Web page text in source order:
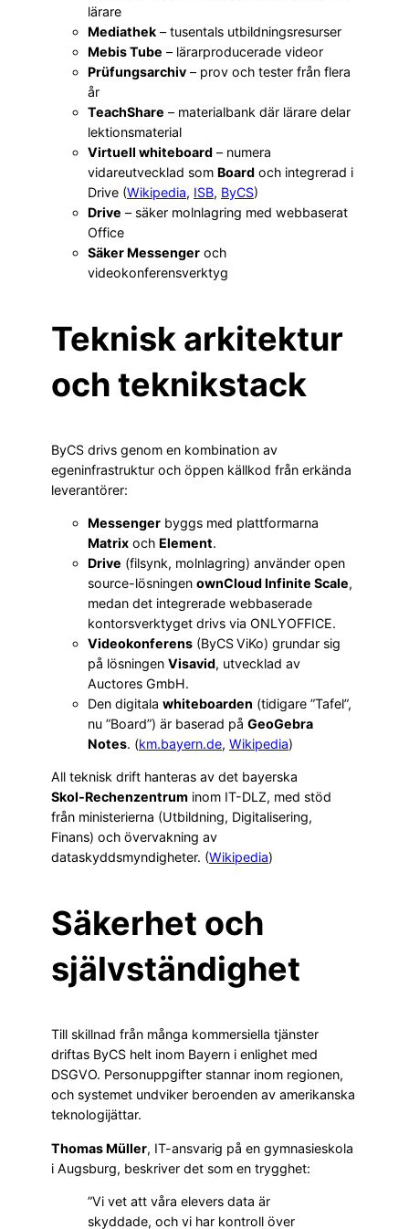
lärare
Mediathek – tusentals utbildningsresurser
Mebis Tube – lärarproducerade videor
Prüfungsarchiv – prov och tester från flera
år
TeachShare – materialbank där lärare delar
lektionsmaterial
Virtuell whiteboard – numera
vidareutvecklad som Board och integrerad i
Drive (Wikipedia, ISB, ByCS)
Drive – säker molnlagring med webbaserat
Office
Säker Messenger och
videokonferensverktyg
Teknisk arkitektur
och teknikstack
ByCS drivs genom en kombination av
egeninfrastruktur och öppen källkod från erkända
leverantörer:
Messenger byggs med plattformarna
Matrix och Element.
Drive (filsynk, molnlagring) använder open
source-lösningen ownCloud Infinite Scale,
medan det integrerade webbaserade
kontorsverktyget drivs via ONLYOFFICE.
Videokonferens (ByCS ViKo) grundar sig
på lösningen Visavid, utvecklad av
Auctores GmbH.
Den digitala whiteboarden (tidigare ”Tafel”,
nu ”Board”) är baserad på GeoGebra
Notes. (km.bayern.de, Wikipedia)
All teknisk drift hanteras av det bayerska
Skol‑Rechenzentrum inom IT-DLZ, med stöd
från ministerierna (Utbildning, Digitalisering,
Finans) och övervakning av
dataskyddsmyndigheter. (Wikipedia)
Säkerhet och
självständighet
Till skillnad från många kommersiella tjänster
driftas ByCS helt inom Bayern i enlighet med
DSGVO. Personuppgifter stannar inom regionen,
och systemet undviker beroenden av amerikanska
teknologijättar.
Thomas Müller, IT-ansvarig på en gymnasieskola
i Augsburg, beskriver det som en trygghet:
”Vi vet att våra elevers data är
skyddade, och vi har kontroll över